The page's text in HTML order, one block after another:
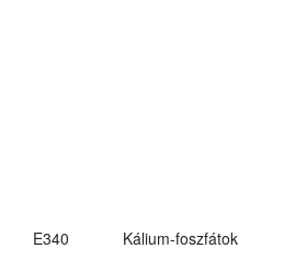
E340 Kálium-foszfátok